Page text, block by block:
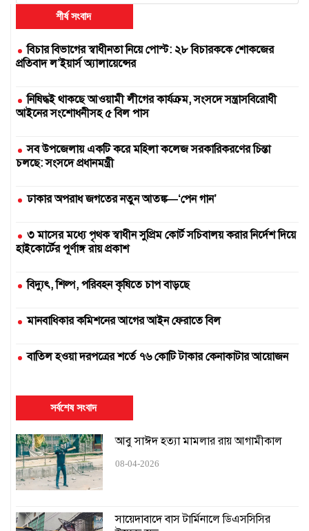
শীর্ষ সংবাদ
বিচার বিভাগের স্বাধীনতা নিয়ে পোস্ট: ২৮ বিচারককে শোকজের
প্রতিবাদ ল’ইয়ার্স অ্যালায়েন্সের
নিষিদ্ধই থাকছে আওয়ামী লীগের কার্যক্রম, সংসদে সন্ত্রাসবিরোধী
আইনের সংশোধনীসহ ৫ বিল পাস
সব উপজেলায় একটি করে মহিলা কলেজ সরকারিকরণের চিন্তা
চলছে: সংসদে প্রধানমন্ত্রী
ঢাকার অপরাধ জগতের নতুন আতঙ্ক—‘পেন গান’
৩ মাসের মধ্যে পৃথক স্বাধীন সুপ্রিম কোর্ট সচিবালয় করার নির্দেশ দিয়ে
হাইকোর্টের পূর্ণাঙ্গ রায় প্রকাশ
বিদ্যুৎ, শিল্প, পরিবহন কৃষিতে চাপ বাড়ছে
মানবাধিকার কমিশনের আগের আইন ফেরাতে বিল
বাতিল হওয়া দরপত্রের শর্তে ৭৬ কোটি টাকার কেনাকাটার আয়োজন
দুই সার কারখানা বন্ধ, আরেকটি বন্ধের পথে
১৬ ঘণ্টায়ও স্বাভাবিক হয়নি সিলেটের সঙ্গে রেল যোগাযোগ
সর্বশেষ সংবাদ
আবু সাঈদ হত্যা মামলার রায় আগামীকাল
08-04-2026
সায়েদাবাদে বাস টার্মিনালে ডিএসসিসির